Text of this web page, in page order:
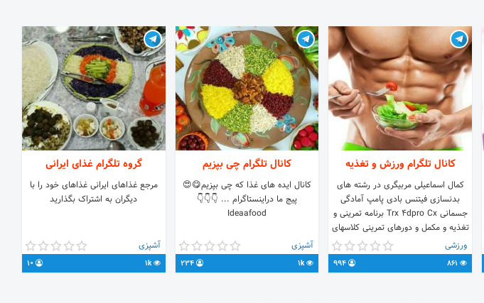
کانال تلگرام ورزش و تغذیه
کمال اسماعیلی مربیگری در رشته های
بدنسازی فیتنس بادی پامپ آمادگی
جسمانی Trx 4dpro Cx برنامه تمرینی و
تغذیه و مکمل و دورهای تمرینی کلاسهای
مربیگری دفاع شخصی و اخذ مدرک
کلاسهای آموزش کار با دستگاه و برنامه
نویسی @Opal12345آیدی تلگرام
ورزشی
861
994
کانال تلگرام چی بپزیم
کانال ایده های غذا که چی بپزیم😋😍
پیج ما دراینستاگرام ... 👇👇👇
Ideaafood
آشپزی
1k
234
گروه تلگرام غذای ایرانی
مرجع غذاهای ایرانی غذاهای خود را با
دیگران به اشتراک بگذارید
آشپزی
1k
10